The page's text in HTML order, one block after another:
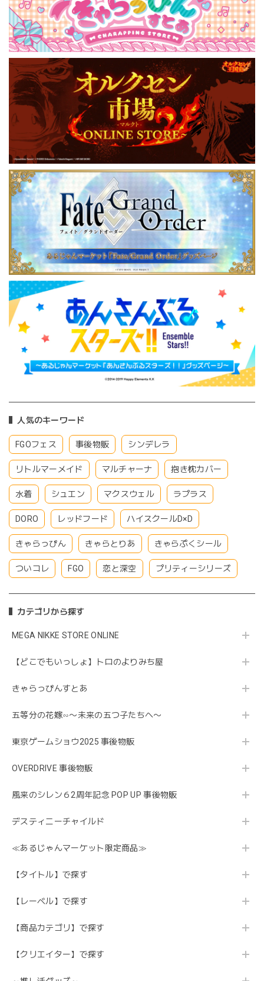
人気のキーワード
FGOフェス 事後物販 シンデレラ
リトルマーメイド マルチャーナ 抱き枕カバー
水着 シュエン マクスウェル ラプラス
DORO レッドフード ハイスクールD×D
きゃらっぴん きゃらとりあ きゃらぷくシール
ついコレ FGO 恋と深空 プリティーシリーズ
カテゴリから探す
MEGA NIKKE STORE ONLINE
【どこでもいっしょ】トロのよりみち屋
きゃらっぴんすとあ
五等分の花嫁∽〜未来の五つ子たちへ〜
東京ゲームショウ2025 事後物販
OVERDRIVE 事後物販
風来のシレン６2周年記念 POP UP 事後物販
デスティニーチャイルド
≪あるじゃんマーケット限定商品≫
【タイトル】で探す
【レーベル】で探す
【商品カテゴリ】で探す
【クリエイター】で探す